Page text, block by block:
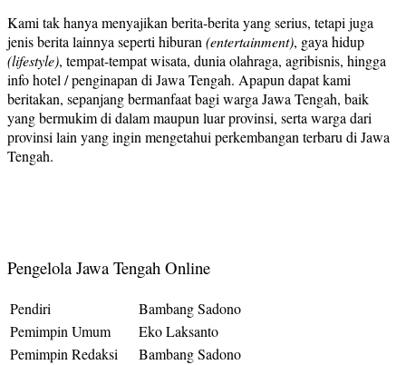
Kami tak hanya menyajikan berita-berita yang serius, tetapi juga
jenis berita lainnya seperti hiburan(entertainment), gaya hidup
(lifestyle), tempat-tempat wisata, dunia olahraga, agribisnis, hingga
info hotel / penginapan di Jawa Tengah. Apapun dapat kami
beritakan, sepanjang bermanfaat bagi warga Jawa Tengah, baik
yang bermukim di dalam maupun luar provinsi, serta warga dari
provinsi lain yang ingin mengetahui perkembangan terbaru di Jawa
Tengah.
Pengelola Jawa Tengah Online
Pendiri
Bambang Sadono
Pemimpin Umum
Eko Laksanto
Pemimpin Redaksi
Bambang Sadono